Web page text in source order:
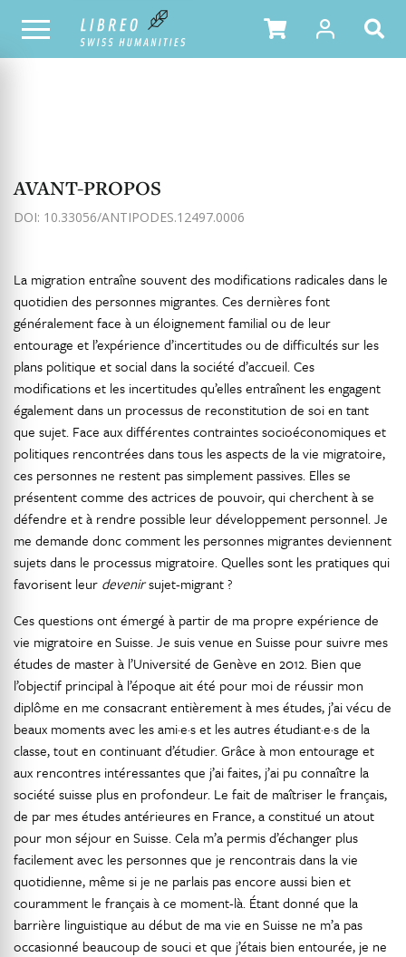
NOTRE CATALOGUE TABLE DES MATIÈRES
AVANT-PROPOS
DOI: 10.33056/ANTIPODES.12497.0006
La migration entraîne souvent des modifications radicales dans le
quotidien des personnes migrantes. Ces dernières font
généralement face à un éloignement familial ou de leur
entourage et l’expérience d’incertitudes ou de difficultés sur les
plans politique et social dans la société d’accueil. Ces
modifications et les incertitudes qu’elles entraînent les engagent
également dans un processus de reconstitution de soi en tant
que sujet. Face aux différentes contraintes socioéconomiques et
politiques rencontrées dans tous les aspects de la vie migratoire,
ces personnes ne restent pas simplement passives. Elles se
présentent comme des actrices de pouvoir, qui cherchent à se
défendre et à rendre possible leur développement personnel. Je
me demande donc comment les personnes migrantes deviennent
sujets dans le processus migratoire. Quelles sont les pratiques qui
favorisent leur devenirsujet-migrant ?
Ces questions ont émergé à partir de ma propre expérience de
vie migratoire en Suisse. Je suis venue en Suisse pour suivre mes
études de master à l’Université de Genève en 2012. Bien que
l’objectif principal à l’époque ait été pour moi de réussir mon
diplôme en me consacrant entièrement à mes études, j’ai vécu de
beaux moments avec les ami·e·s et les autres étudiant·e·s de la
classe, tout en continuant d’étudier. Grâce à mon entourage et
aux rencontres intéressantes que j’ai faites, j’ai pu connaître la
société suisse plus en profondeur. Le fait de maîtriser le français,
de par mes études antérieures en France, a constitué un atout
pour mon séjour en Suisse. Cela m’a permis d’échanger plus
facilement avec les personnes que je rencontrais dans la vie
quotidienne, même si je ne parlais pas encore aussi bien et
couramment le français à ce moment-là. Étant donné que la
barrière linguistique au début de ma vie en Suisse ne m’a pas
occasionné beaucoup de souci et que j’étais bien entourée, je ne